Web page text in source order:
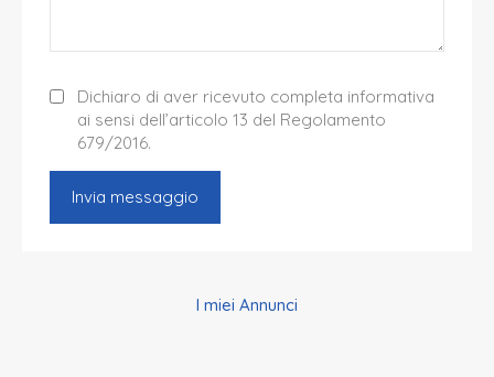
Dichiaro di aver ricevuto completa informativa
ai sensi dell’articolo 13 del Regolamento
679/2016.
I miei Annunci